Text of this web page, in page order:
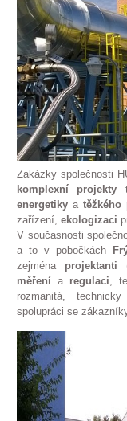
Zakázky společnosti
komplexní
projekty
energetikya těžkého
zařízení, ekologizaci
V současnosti
a to v pobočkách
zejména projektanti
měření a regulaci,
rozmanitá,
spolupráci se